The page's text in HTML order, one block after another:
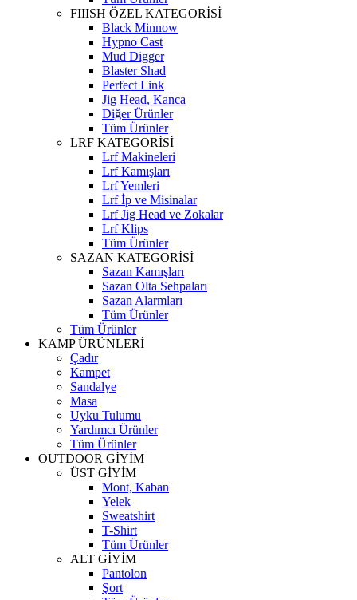
FIIISH ÖZEL KATEGORİSİ
Black Minnow
Hypno Cast
Mud Digger
Blaster Shad
Perfect Link
Jig Head, Kanca
Diğer Ürünler
Tüm Ürünler
LRF KATEGORİSİ
Lrf Makineleri
Lrf Kamışları
Lrf Yemleri
Lrf İp ve Misinalar
Lrf Jig Head ve Zokalar
Lrf Klips
Tüm Ürünler
SAZAN KATEGORİSİ
Sazan Kamışları
Sazan Olta Sehpaları
Sazan Alarmları
Tüm Ürünler
Tüm Ürünler
KAMP ÜRÜNLERİ
Çadır
Kampet
Sandalye
Masa
Uyku Tulumu
Yardımcı Ürünler
Tüm Ürünler
OUTDOOR GİYİM
ÜST GİYİM
Mont, Kaban
Yelek
Sweatshirt
T-Shirt
Tüm Ürünler
ALT GİYİM
Pantolon
Şort